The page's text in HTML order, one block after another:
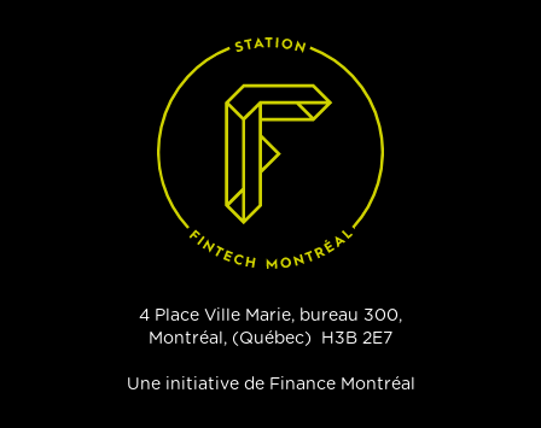
4 Place Ville Marie, bureau 300,
Montréal, (Québec) H3B 2E7
Une initiative de Finance Montréal